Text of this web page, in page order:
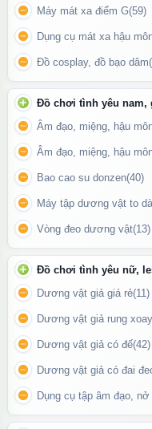
Chất liệu không mùi,
🎯 Ưu điểm khi sử dụng
Thiết kế gọn nhẹ, dễ bảo
Phù hợp cho người mới bắt
Dễ dàng vệ sinh sau khi sử
Không chiếm nhiều diện
Máy mát xa điểm G(59)
Dụng cụ mát xa hậu
Đồ cosplay, đồ bạo dâm
Đồ chơi tình yêu nam,
Âm đạo, miệng, hậu
Âm đạo, miệng, hậu
Bao cao su donzen(40)
Máy tập dương vật to
Vòng đeo dương vật(13)
Đồ chơi tình yêu nữ,
Dương vật giả giá rẻ(11)
Dương vật giả rung xoay
Dương vật giả có đế(42)
Dương vật giả có đai
Dụng cụ tập âm đạo,